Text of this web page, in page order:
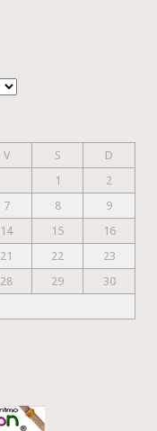
V S
D
1
2
7 8
9
14 15
16
21 22
23
28 29
30